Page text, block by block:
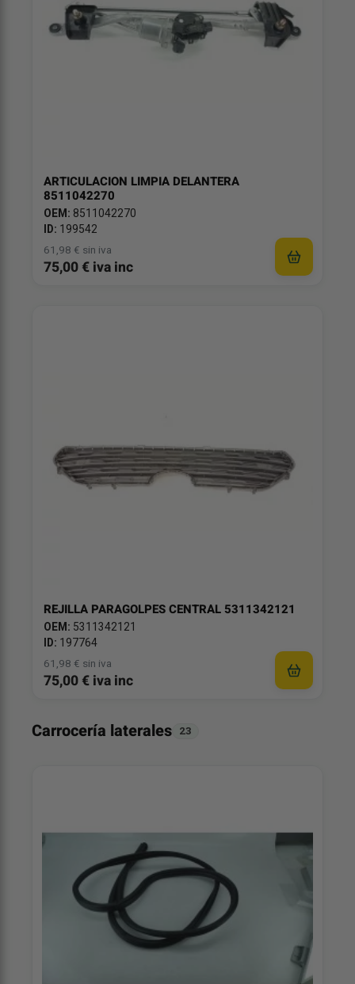
ARTICULACION LIMPIA DELANTERA
8511042270
OEM: 8511042270
ID: 199542
61,98 € sin iva
75,00 € iva inc
REJILLA PARAGOLPES CENTRAL 5311342121
OEM: 5311342121
ID: 197764
61,98 € sin iva
75,00 € iva inc
Carrocería laterales 23